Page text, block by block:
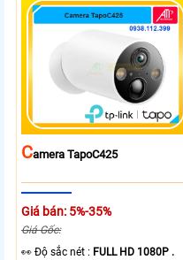
CAmera TapoC425
Giá bán: 5%-35%
Giá Gốc:
️👀 Độ sắc nét : FULL HD 1080P .